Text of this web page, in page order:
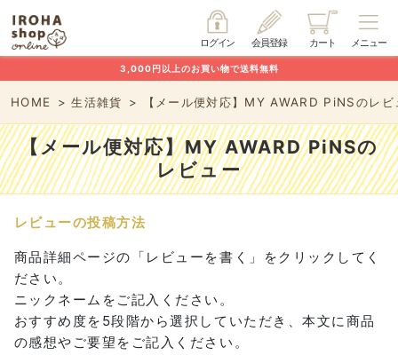
メニュー
カート
会員登録
ログイン
3,000円以上のお買い物で送料無料
HOME 生活雑貨 【メール便対応】MY AWARD PiNSのレビ
【メール便対応】MY AWARD PiNSの
レビュー
レビューの投稿方法
商品詳細ページの「レビューを書く」をクリックしてく
ださい。
ニックネームをご記入ください。
おすすめ度を5段階から選択していただき、本文に商品
の感想やご要望をご記入ください。